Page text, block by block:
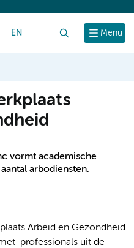
Menu
EN
vormt academische
arbodiensten.
Arbeid en Gezondheid
professionals uit de